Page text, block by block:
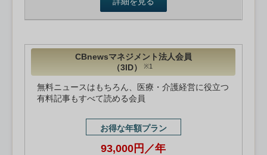
CBnewsマネジメント法人会員
（3ID）
※1
無料ニュースはもちろん、医療・介護経営に役立つ
有料記事もすべて読める会員
お得な年額プラン
93,000円／年